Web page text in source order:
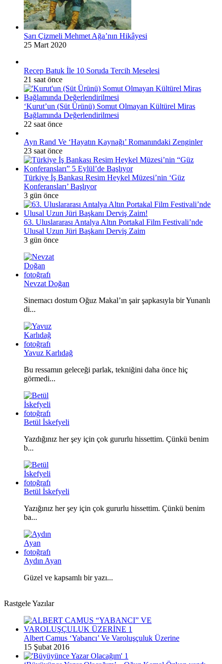
Sarı Çizmeli Mehmet Ağa’nın Hikâyesi
25 Mart 2020
Recep Batuk İle 10 Soruda Tercih Meselesi
21 saat önce
‘Kurut’un (Süt Ürünü) Somut Olmayan Kültürel Miras
Bağlamında Değerlendirilmesi
22 saat önce
Ayn Rand Ve ‘Hayatın Kaynağı’ Romanındaki Zenginler
23 saat önce
Türkiye İş Bankası Resim Heykel Müzesi’nin ‘Güz
Konferansları’ Başlıyor
3 gün önce
63. Uluslararası Antalya Altın Portakal Film Festivali’nde
Ulusal Uzun Jüri Başkanı Derviş Zaim
3 gün önce
Nevzat Doğan
Sinemacı dostum Oğuz Makal’ın şair şapkasıyla bir Yunanlı
di...
Yavuz Karlıdağ
Bu ressamın geleceği parlak, tekniğini daha önce hiç
görmedi...
Betül İskefyeli
Yazdığınız her şey için çok gururlu hissettim. Çünkü benim
b...
Betül İskefyeli
Yazığınız her şey için çok gururlu hissettim. Çünkü benim
ba...
Aydın Ayan
Güzel ve kapsamlı bir yazı...
Rastgele Yazılar
Albert Camus ‘Yabancı’ Ve Varoluşçuluk Üzerine
15 Şubat 2016